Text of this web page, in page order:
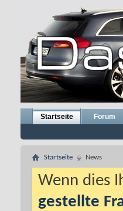
Startseite Forum
Startseite News
Wenn dies
gestellte